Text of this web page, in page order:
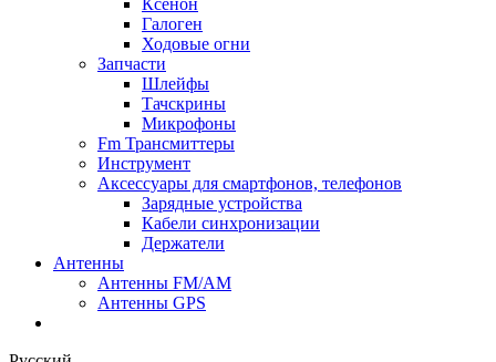
Ксенон
Галоген
Ходовые огни
Запчасти
Шлейфы
Тачскрины
Микрофоны
Fm Трансмиттеры
Инструмент
Аксессуары для смартфонов, телефонов
Зарядные устройства
Кабели синхронизации
Держатели
Антенны
Антенны FM/AM
Антенны GPS